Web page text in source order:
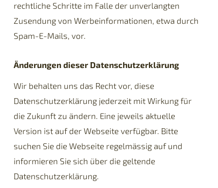
rechtliche Schritte im Falle der unverlangten
Zusendung von Werbeinformationen, etwa durch
Spam-E-Mails, vor.
Änderungen dieser Datenschutzerklärung
Wir behalten uns das Recht vor, diese
Datenschutzerklärung jederzeit mit Wirkung für
die Zukunft zu ändern. Eine jeweils aktuelle
Version ist auf der Webseite verfügbar. Bitte
suchen Sie die Webseite regelmässig auf und
informieren Sie sich über die geltende
Datenschutzerklärung.